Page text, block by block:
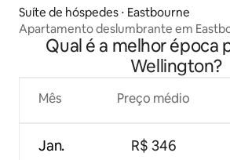
Suíte de hóspedes ⋅ Eastbourne
Apartamento deslumbrante em
praia!Qual é a melhor época
Wellington?
Mês
Jan.
Preço médio
R$ 346